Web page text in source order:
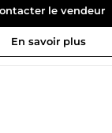
d'Excel et des
traitement) pour
et exploitable.
brutes ou mise en
le vendeur
En savoir plus